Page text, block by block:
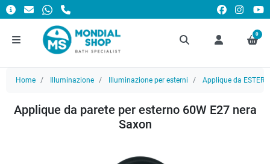
0
Home Illuminazione Illuminazione per esterni Applique da
Applique da parete per esterno 60W E27 nera
Saxon